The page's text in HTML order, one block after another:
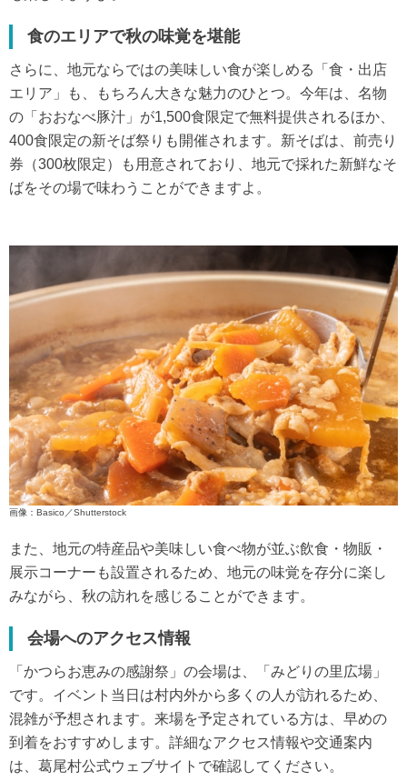
食のエリアで秋の味覚を堪能
さらに、地元ならではの美味しい食が楽しめる「食・出店
エリア」も、もちろん大きな魅力のひとつ。今年は、名物
の「おおなべ豚汁」が1,500食限定で無料提供されるほか、
400食限定の新そば祭りも開催されます。新そばは、前売り
券（300枚限定）も用意されており、地元で採れた新鮮なそ
ばをその場で味わうことができますよ。
画像：Basico／Shutterstock
また、地元の特産品や美味しい食べ物が並ぶ飲食・物販・
展示コーナーも設置されるため、地元の味覚を存分に楽し
みながら、秋の訪れを感じることができます。
会場へのアクセス情報
「かつらお恵みの感謝祭」の会場は、「みどりの里広場」
です。イベント当日は村内外から多くの人が訪れるため、
混雑が予想されます。来場を予定されている方は、早めの
到着をおすすめします。詳細なアクセス情報や交通案内
は、葛尾村公式ウェブサイトで確認してください。